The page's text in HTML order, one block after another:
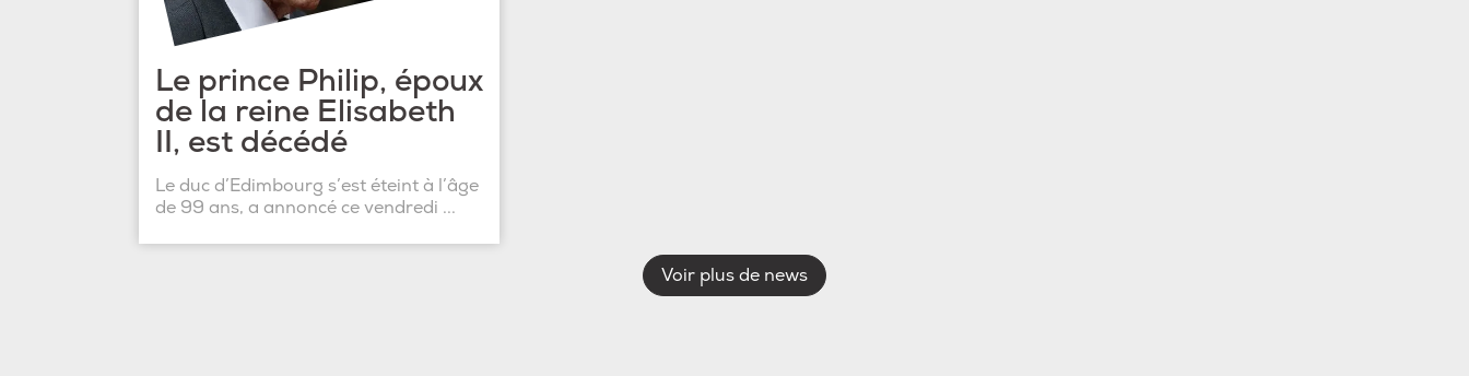
Le prince Philip, époux
de la reine Elisabeth
II, est décédé
Le duc d’Edimbourg s’est éteint à l’âge
de 99 ans, a annoncé ce vendredi ...
Voir plus de news